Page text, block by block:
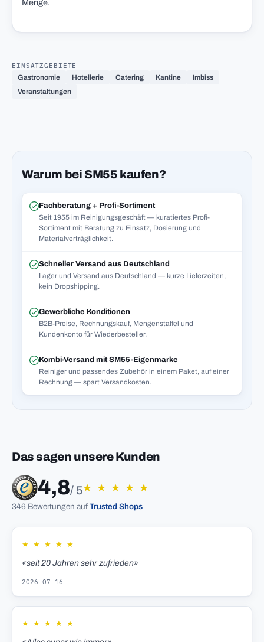
Menge.
EINSATZGEBIETE
Gastronomie
Hotellerie Catering Kantine
Imbiss
Veranstaltungen
Warum bei SM55 kaufen?
Fachberatung + Profi-Sortiment
Seit 1955 im Reinigungsgeschäft — kuratiertes Profi-
Sortiment mit Beratung zu Einsatz, Dosierung und
Materialverträglichkeit.
Schneller Versand aus Deutschland
Lager und Versand aus Deutschland — kurze Lieferzeiten,
kein Dropshipping.
Gewerbliche Konditionen
B2B-Preise, Rechnungskauf, Mengenstaffel und
Kundenkonto für Wiederbesteller.
Kombi-Versand mit SM55-Eigenmarke
Reiniger und passendes Zubehör in einem Paket, auf einer
Rechnung — spart Versandkosten.
Das sagen unsere Kunden
4,8/ 5★ ★ ★ ★ ★
346 Bewertungen auf Trusted Shops
★ ★ ★ ★ ★
«seit 20 Jahren sehr zufrieden»
2026-07-16
★ ★ ★ ★ ★